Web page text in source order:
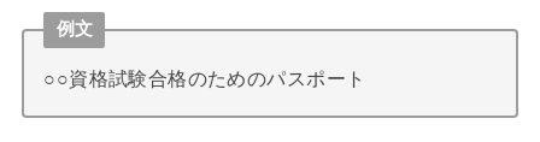
例文
○○資格試験合格のためのパスポート